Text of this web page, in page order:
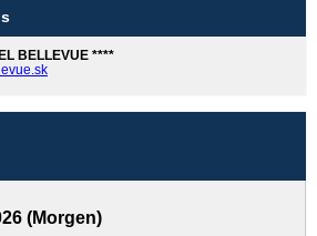
BELLEVUE ****
(Morgen)